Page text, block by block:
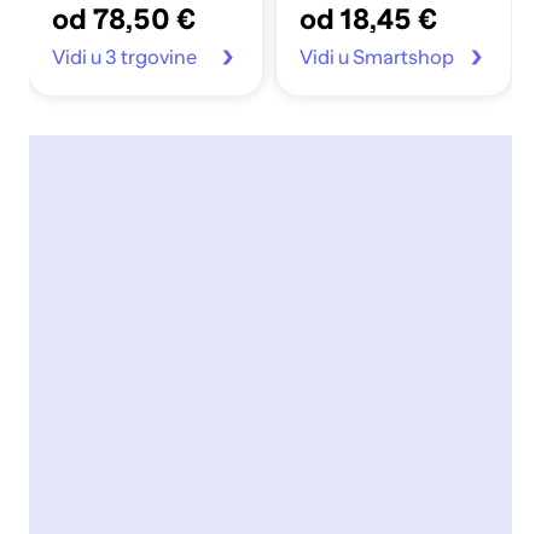
od 78,50 €
Vidi u 3 trgovine
od 18,45 €
Vidi u Smartshop